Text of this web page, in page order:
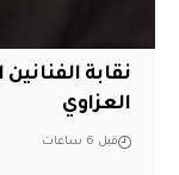
نقابة
العزاوي
قبل 6 ساعات